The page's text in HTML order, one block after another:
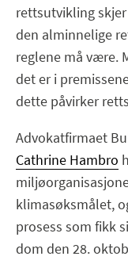
rettsutvikling
den alminnelige
reglene må være.
det er i
dette påvirker
Advokatfirmaet
Cathrine Hambro
klimasøksmålet,
prosess som fikk
dom den 28.